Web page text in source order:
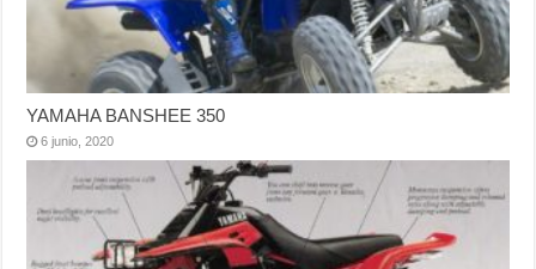
YAMAHA BANSHEE 350
6 junio, 2020